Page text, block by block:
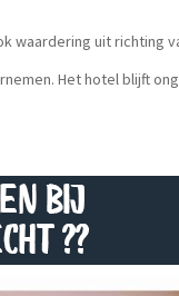
waardering uit richting
Het hotel blijft